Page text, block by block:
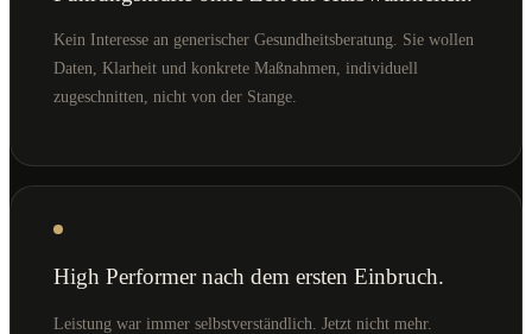
Kein Interesse an generischer Gesundheitsberatung. Sie wollen
Daten, Klarheit und konkrete Maßnahmen, individuell
zugeschnitten, nicht von der Stange.
High Performer nach dem ersten Einbruch.
Leistung war immer selbstverständlich. Jetzt nicht mehr.